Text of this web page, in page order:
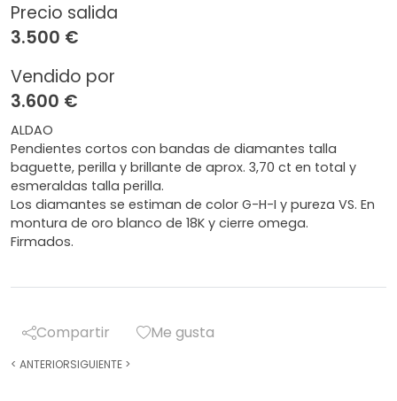
Precio salida
3.500 €
Vendido por
3.600 €
ALDAO
Pendientes cortos con bandas de diamantes talla
baguette, perilla y brillante de aprox. 3,70 ct en total y
esmeraldas talla perilla.
Los diamantes se estiman de color G-H-I y pureza VS. En
montura de oro blanco de 18K y cierre omega.
Firmados.
Compartir Me gusta
< ANTERIORSIGUIENTE >